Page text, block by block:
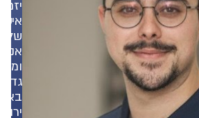
אנשים
ומאמין
באנרגיה